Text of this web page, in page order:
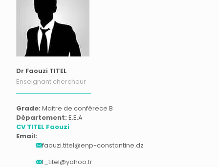
Dr Faouzi TITEL
Enseignant chercheur
Grade: Maitre de conférece B
Département: E.E.A
CV TITEL Faouzi
Email:
faouzi.titel@enp-constantine.dz
f_titel@yahoo.fr